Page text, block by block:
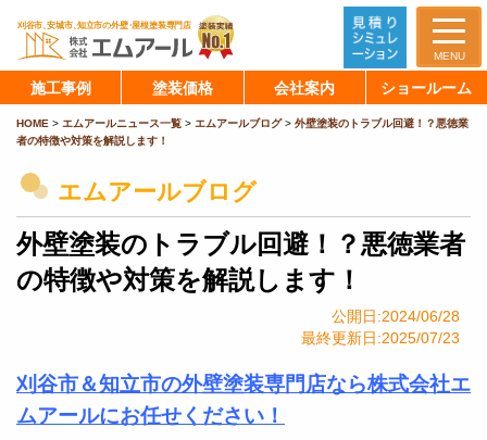
MENU
施工事例 塗装価格 会社案内 ショールーム
HOME > エムアールニュース一覧 > エムアールブログ> 外壁塗装のトラブル回避！？悪徳業
者の特徴や対策を解説します！
エムアールブログ
外壁塗装のトラブル回避！？悪徳業者
の特徴や対策を解説します！
公開日:2024/06/28
最終更新日:2025/07/23
刈谷市＆知立市の外壁塗装専門店なら株式会社エ
ムアールにお任せください！